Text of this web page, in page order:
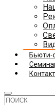
Бьюти-